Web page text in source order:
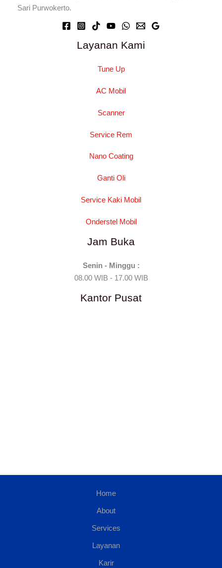
Sari Purwokerto.
Layanan Kami
Tune Up
AC Mobil
Scanner
Service Rem
Nano Coating
Ganti Oli
Service Kaki Mobil
Onderstel Mobil
Jam Buka
Senin - Minggu :
08.00 WIB - 17.00 WIB
Kantor Pusat
Home
About
Services
Layanan
Karir